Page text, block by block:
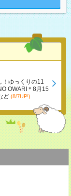
！ゆっくりの11
OWARI＊8月15
ど (8/7UP!)